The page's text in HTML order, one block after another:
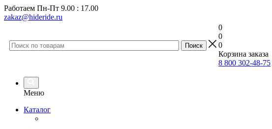
Работаем Пн-Пт 9.00 : 17.00
zakaz@hideride.ru
0
0
0
Корзина заказа
8 800 302-48-75
Меню
Каталог